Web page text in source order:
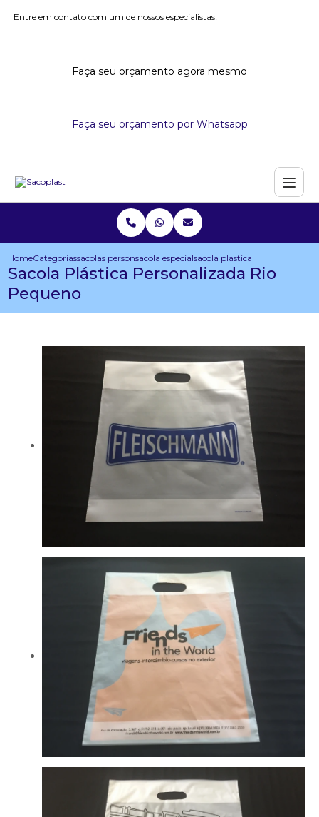
Entre em contato com um de nossos especialistas!
Faça seu orçamento agora mesmo
Faça seu orçamento por Whatsapp
HomeCategoriassacolas personalizadassacola especial personalizadasacola plastica personalizada
Sacola Plástica Personalizada Rio
Pequeno